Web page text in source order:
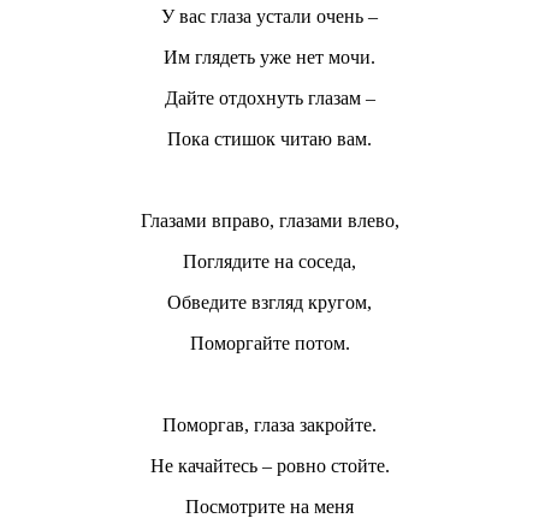
У вас глаза устали очень –
Им глядеть уже нет мочи.
Дайте отдохнуть глазам –
Пока стишок читаю вам.
Глазами вправо, глазами влево,
Поглядите на соседа,
Обведите взгляд кругом,
Поморгайте потом.
Поморгав, глаза закройте.
Не качайтесь – ровно стойте.
Посмотрите на меня